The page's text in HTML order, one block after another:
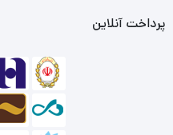
پرداخت آنلاین